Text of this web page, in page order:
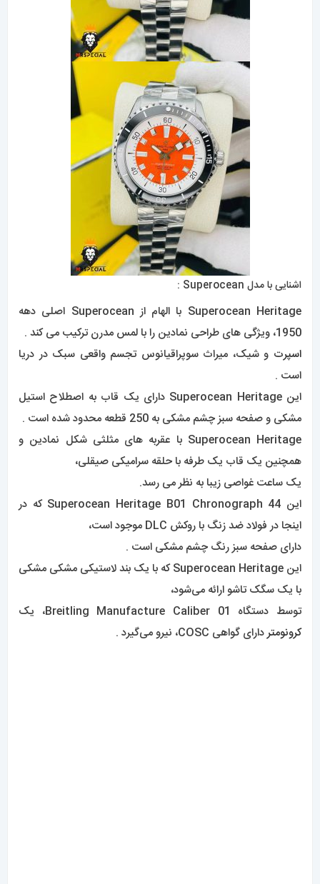
اشنایی با مدل Superocean :
Superocean Heritage با الهام از Superocean اصلی دهه
1950، ویژگی های طراحی نمادین را با لمس مدرن ترکیب می کند .
اسپرت و شیک، میراث سوپراقیانوس تجسم واقعی سبک در دریا
است .
این Superocean Heritage دارای یک قاب به اصطلاح استیل
مشکی و صفحه سبز چشم مشکی به 250 قطعه محدود شده است .
Superocean Heritage با عقربه های مثلثی شکل نمادین و
همچنین یک قاب یک طرفه با حلقه سرامیکی صیقلی،
یک ساعت غواصی زیبا به نظر می رسد.
این Superocean Heritage B01 Chronograph 44 که در
اینجا در فولاد ضد زنگ با روکش DLC موجود است،
دارای صفحه سبز رنگ چشم مشکی است .
این Superocean Heritage که با یک بند لاستیکی مشکی مشکی
با یک سگک تاشو ارائه می‌شود،
توسط دستگاه Breitling Manufacture Caliber 01، یک
کرونومتردارای گواهی COSC، نیرو می‌گیرد .